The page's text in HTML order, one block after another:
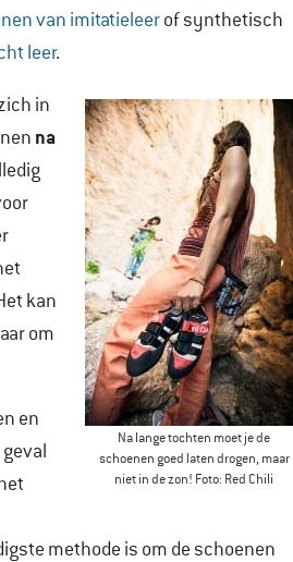
van imitatieleerof synthetisch
leer.
Na lange tochten moet je de
schoenen goed laten drogen, maar
niet in de zon! Foto: Red Chili
in
na
kan
om
en
methode is om de schoenen